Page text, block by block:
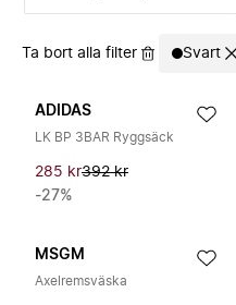
Ta bort alla filter Svart
ADIDAS
LK BP 3BAR Ryggsäck
285 kr392 kr
-27%
MSGM
Axelremsväska